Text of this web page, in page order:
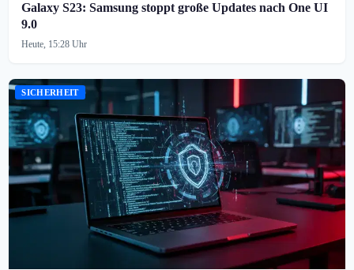
Galaxy S23: Samsung stoppt große Updates nach One UI
9.0
Heute, 15:28 Uhr
SICHERHEIT